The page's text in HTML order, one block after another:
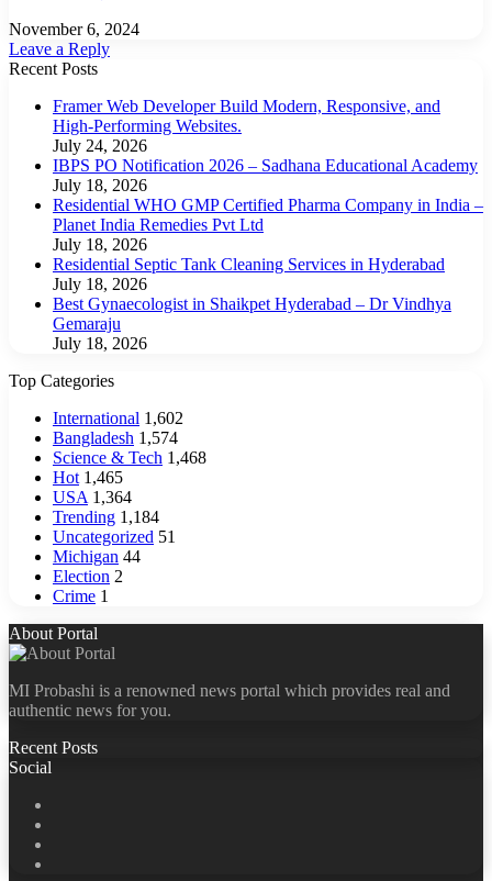
November 6, 2024
Leave a Reply
Recent Posts
Framer Web Developer Build Modern, Responsive, and
High-Performing Websites.
July 24, 2026
IBPS PO Notification 2026 – Sadhana Educational Academy
July 18, 2026
Residential WHO GMP Certified Pharma Company in India –
Planet India Remedies Pvt Ltd
July 18, 2026
Residential Septic Tank Cleaning Services in Hyderabad
July 18, 2026
Best Gynaecologist in Shaikpet Hyderabad – Dr Vindhya
Gemaraju
July 18, 2026
Top Categories
International 1,602
Bangladesh 1,574
Science & Tech 1,468
Hot 1,465
USA 1,364
Trending 1,184
Uncategorized 51
Michigan 44
Election 2
Crime 1
About Portal
MI Probashi is a renowned news portal which provides real and
authentic news for you.
Recent Posts
Social